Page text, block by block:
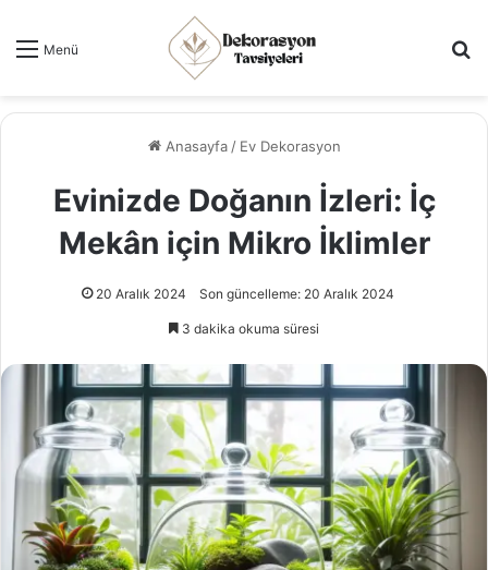
Menü
Anasayfa / Ev Dekorasyon
Evinizde Doğanın İzleri: İç
Mekân için Mikro İklimler
20 Aralık 2024 Son güncelleme: 20 Aralık 2024
3 dakika okuma süresi